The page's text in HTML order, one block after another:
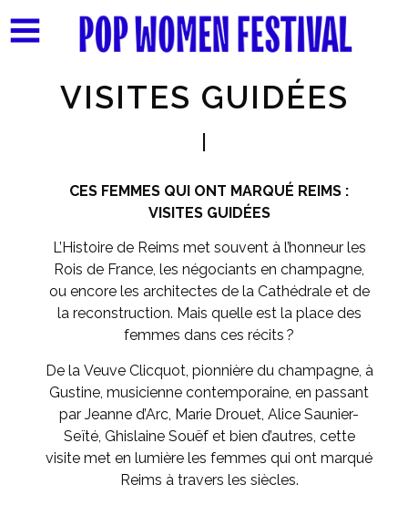
VISITES GUIDÉES
CES FEMMES QUI ONT MARQUÉ REIMS :
VISITES GUIDÉES
L’Histoire de Reims met souvent à l’honneur les
Rois de France, les négociants en champagne,
ou encore les architectes de la Cathédrale et de
la reconstruction. Mais quelle est la place des
femmes dans ces récits ?
De la Veuve Clicquot, pionnière du champagne, à
Gustine, musicienne contemporaine, en passant
par Jeanne d’Arc, Marie Drouet, Alice Saunier-
Seïté, Ghislaine Souëf et bien d’autres, cette
visite met en lumière les femmes qui ont marqué
Reims à travers les siècles.